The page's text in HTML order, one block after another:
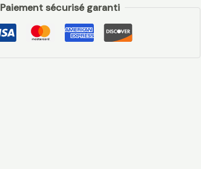
Paiement sécurisé garanti